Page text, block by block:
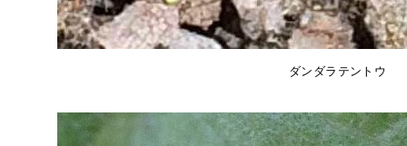
ダンダラテントウ